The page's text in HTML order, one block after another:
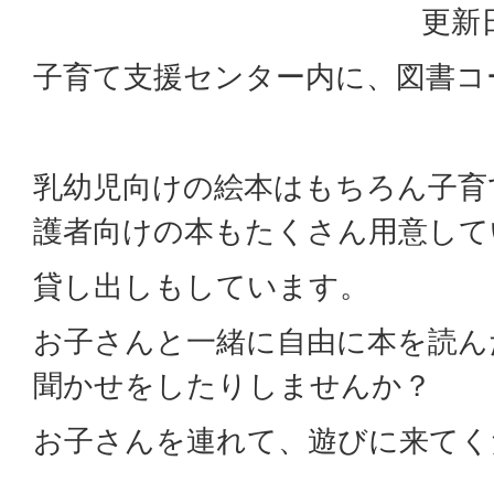
更新
子育て支援センター内に、図書
乳幼児向けの絵本はもちろん子
護者向けの本もたくさん用意し
貸し出しもしています。
お子さんと一緒に自由に本を読
聞かせをしたりしませんか？
お子さんを連れて、遊びに来て